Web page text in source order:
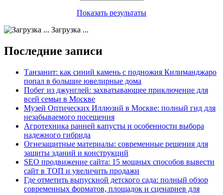
Показать результаты
Загрузка ...
Последние записи
Танзанит: как синий камень с подножия Килиманджаро
попал в большие ювелирные дома
Побег из джунглей: захватывающее приключение для
всей семьи в Москве
Музей Оптических Иллюзий в Москве: полный гид для
незабываемого посещения
Агротехника ранней капусты и особенности выбора
надежного гибрида
Огнезащитные материалы: современные решения для
защиты зданий и конструкций
SEO продвижение сайта: 15 мощных способов вывести
сайт в ТОП и увеличить продажи
Где отметить выпускной детского сада: полный обзор
современных форматов, площадок и сценариев для